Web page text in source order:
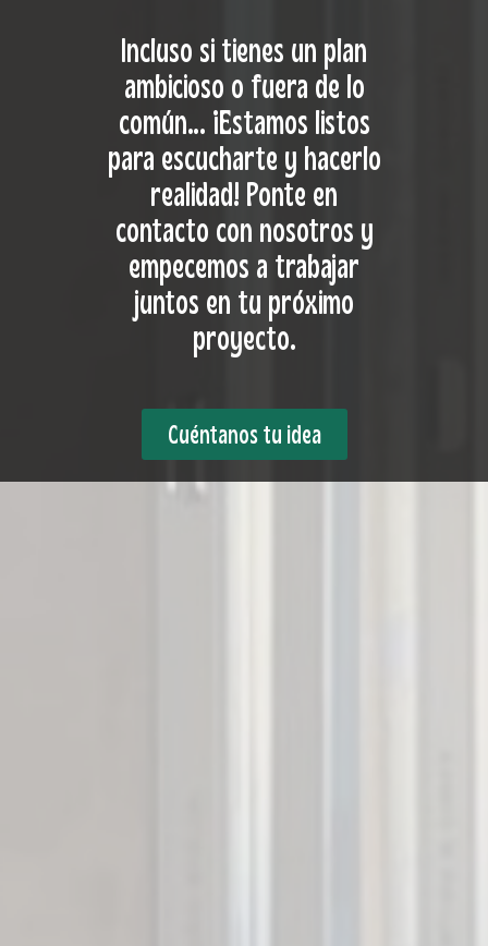
Incluso si tienes un plan
ambicioso o fuera de lo
común… ¡Estamos listos
para escucharte y hacerlo
realidad! Ponte en
contacto con nosotros y
empecemos a trabajar
juntos en tu próximo
proyecto.
Cuéntanos tu idea